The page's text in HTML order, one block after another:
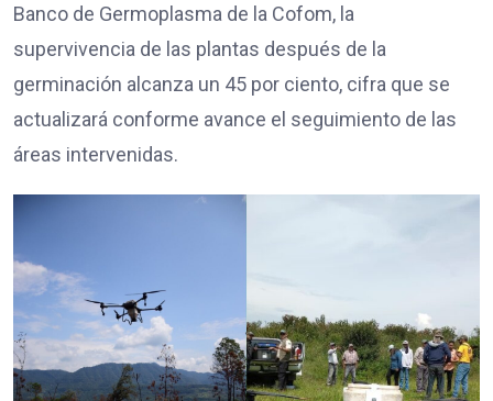
Banco de Germoplasma de la Cofom, la
supervivencia de las plantas después de la
germinación alcanza un 45 por ciento, cifra que se
actualizará conforme avance el seguimiento de las
áreas intervenidas.